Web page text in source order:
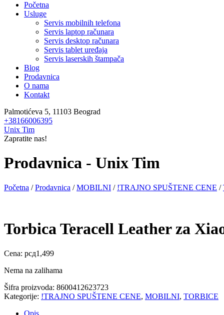
Početna
Usluge
Servis mobilnih telefona
Servis laptop računara
Servis desktop računara
Servis tablet uređaja
Servis laserskih štampača
Blog
Prodavnica
O nama
Kontakt
Palmotićeva 5, 11103 Beograd
+38166006395
Unix Tim
Zapratite nas!
Prodavnica - Unix Tim
Početna /Prodavnica /MOBILNI / !TRAJNO SPUŠTENE CENE /
Torbica Teracell Leather za
Cena: рсд1,499
Nema na zalihama
Šifra proizvoda: 8600412623723
Kategorije: !TRAJNO SPUŠTENE CENE, MOBILNI, TORBICE
Opis